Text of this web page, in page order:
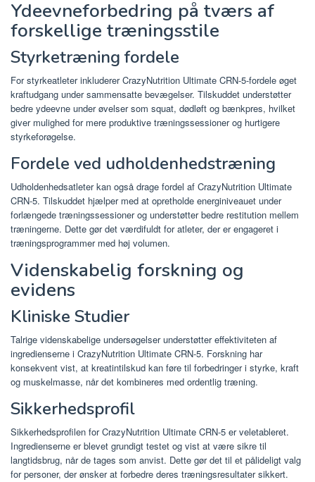
Ydeevneforbedring på tværs af
forskellige træningsstile
Styrketræning fordele
For styrkeatleter inkluderer CrazyNutrition Ultimate CRN-5-fordele øget
kraftudgang under sammensatte bevægelser. Tilskuddet understøtter
bedre ydeevne under øvelser som squat, dødløft og bænkpres, hvilket
giver mulighed for mere produktive træningssessioner og hurtigere
styrkeforøgelse.
Fordele ved udholdenhedstræning
Udholdenhedsatleter kan også drage fordel af CrazyNutrition Ultimate
CRN-5. Tilskuddet hjælper med at opretholde energiniveauet under
forlængede træningssessioner og understøtter bedre restitution mellem
træningerne. Dette gør det værdifuldt for atleter, der er engageret i
træningsprogrammer med høj volumen.
Videnskabelig forskning og
evidens
Kliniske Studier
Talrige videnskabelige undersøgelser understøtter effektiviteten af ​​
ingredienserne i CrazyNutrition Ultimate CRN-5. Forskning har
konsekvent vist, at kreatintilskud kan føre til forbedringer i styrke, kraft
og muskelmasse, når det kombineres med ordentlig træning.
Sikkerhedsprofil
Sikkerhedsprofilen for CrazyNutrition Ultimate CRN-5 er veletableret.
Ingredienserne er blevet grundigt testet og vist at være sikre til
langtidsbrug, når de tages som anvist. Dette gør det til et pålideligt valg
for personer, der ønsker at forbedre deres træningsresultater sikkert.